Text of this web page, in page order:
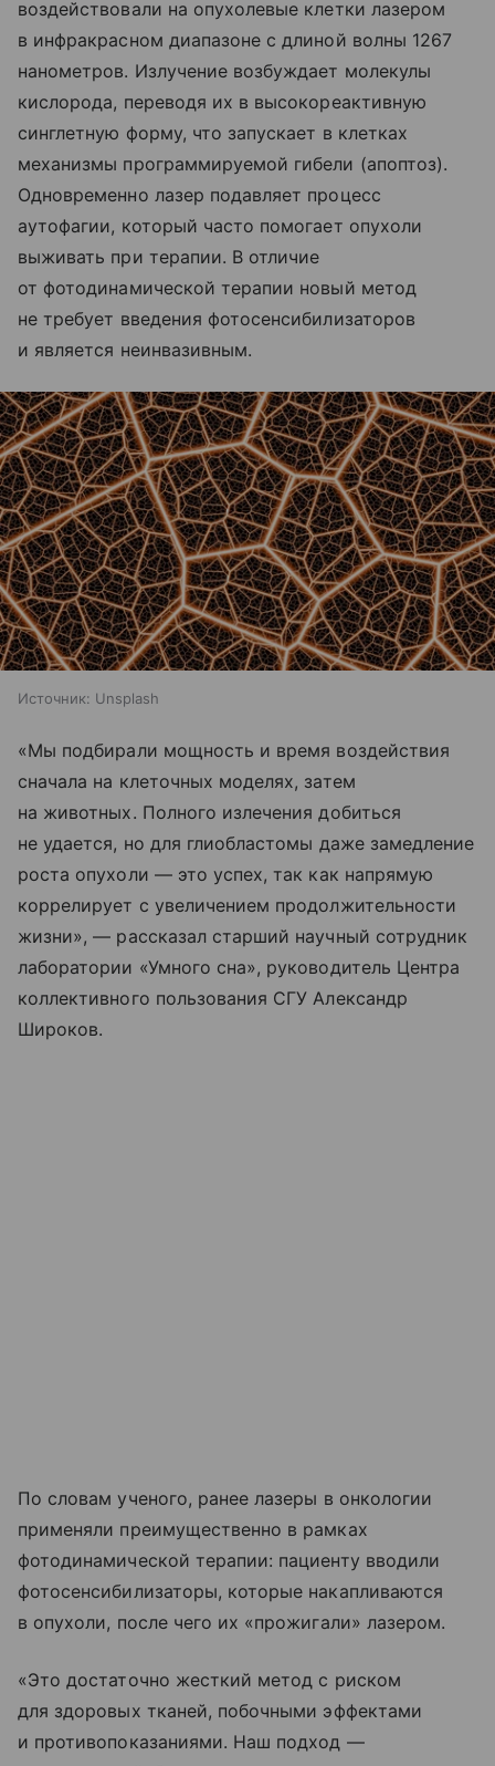
воздействовали на опухолевые клетки лазером
в инфракрасном диапазоне с длиной волны 1267
нанометров. Излучение возбуждает молекулы
кислорода, переводя их в высокореактивную
синглетную форму, что запускает в клетках
механизмы программируемой гибели (апоптоз).
Одновременно лазер подавляет процесс
аутофагии, который часто помогает опухоли
выживать при терапии. В отличие
от фотодинамической терапии новый метод
не требует введения фотосенсибилизаторов
и является неинвазивным.
Источник: Unsplash
«Мы подбирали мощность и время воздействия
сначала на клеточных моделях, затем
на животных. Полного излечения добиться
не удается, но для глиобластомы даже замедление
роста опухоли — это успех, так как напрямую
коррелирует с увеличением продолжительности
жизни», — рассказал старший научный сотрудник
лаборатории «Умного сна», руководитель Центра
коллективного пользования СГУ Александр
Широков.
По словам ученого, ранее лазеры в онкологии
применяли преимущественно в рамках
фотодинамической терапии: пациенту вводили
фотосенсибилизаторы, которые накапливаются
в опухоли, после чего их «прожигали» лазером.
«Это достаточно жесткий метод с риском
для здоровых тканей, побочными эффектами
и противопоказаниями. Наш подход —